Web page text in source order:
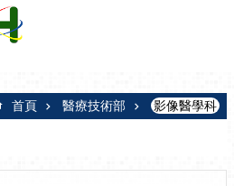
首頁 醫療技術部 影像醫學科